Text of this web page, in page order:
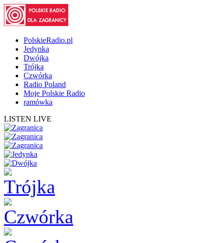
PolskieRadio.pl
Jedynka
Dwójka
Trójka
Czwórka
Radio Poland
Moje Polskie Radio
ramówka
LISTEN LIVE